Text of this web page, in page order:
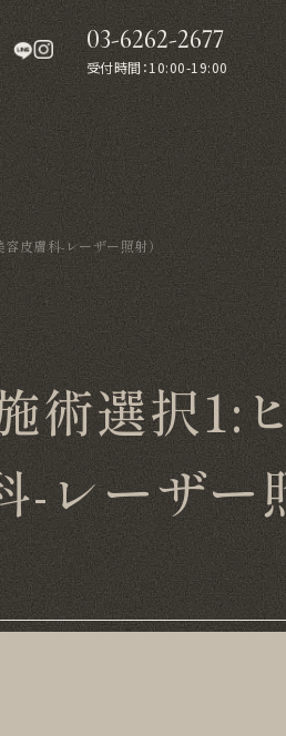
03-6262-2677
受付時間：10:00-19:00
皮膚科-レーザー照射）
術選択1:
-レーザー